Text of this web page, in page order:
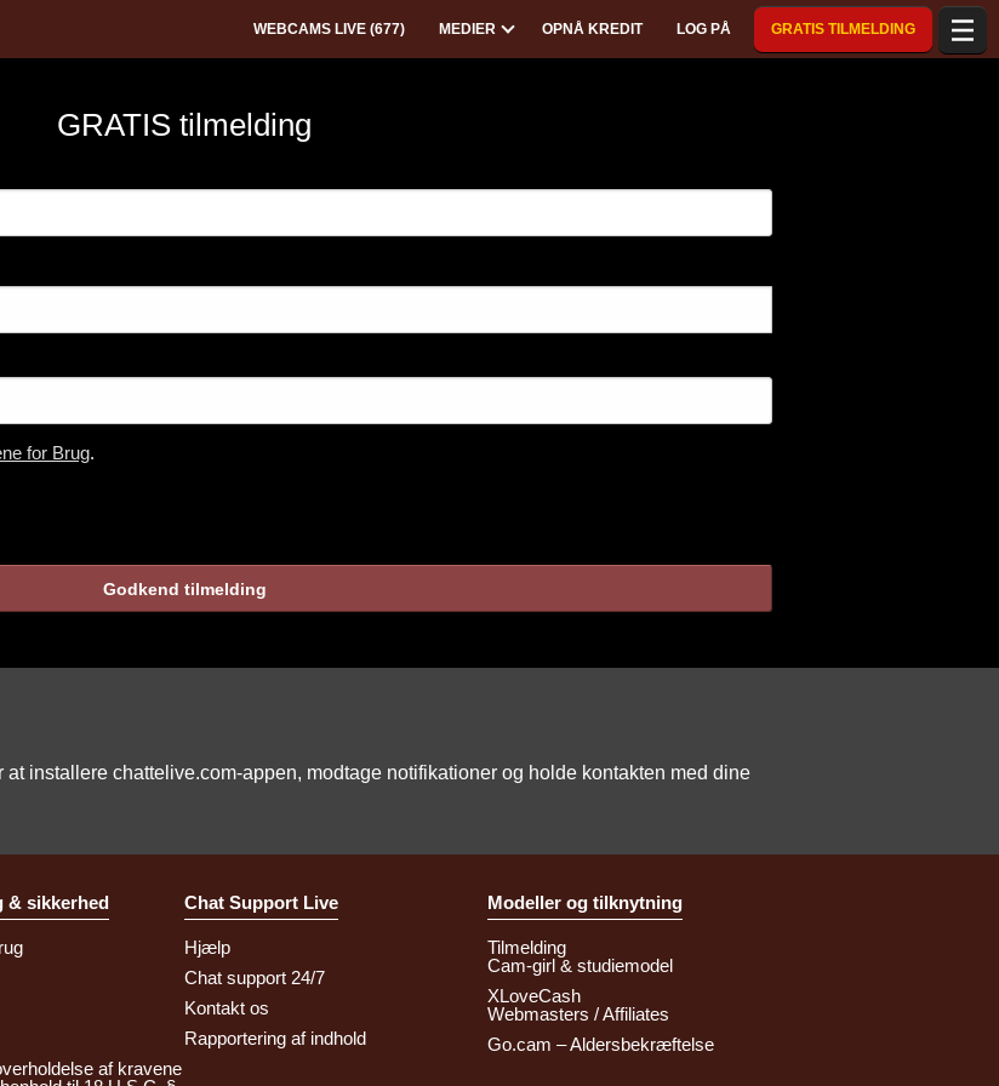
WEBCAMS LIVE (677) MEDIER OPNÅ KREDIT LOG PÅ GRATIS TILMELDING
GRATIS tilmelding
for Brug.
Godkend tilmelding
installere chattelive.com-appen, modtage notifikationer og holde kontakten med dine
& sikkerhed
af kravene
Chat Support Live
Hjælp
Chat support 24/7
Kontakt os
Rapportering af indhold
Modeller og tilknytning
Tilmelding
Cam-girl & studiemodel
XLoveCash
Webmasters / Affiliates
Go.cam – Aldersbekræftelse